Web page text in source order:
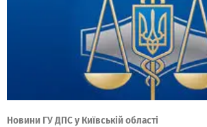
Новини ГУ ДПС у Київській області